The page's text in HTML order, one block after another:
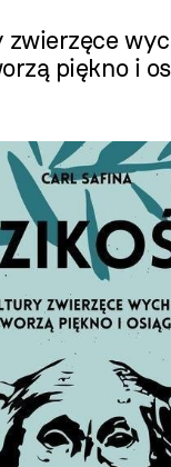
zwierzęce
piękno i